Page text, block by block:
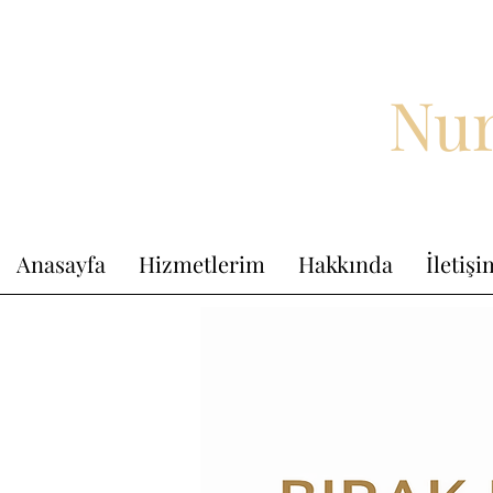
Anasayfa Hizmetlerim Hakkında